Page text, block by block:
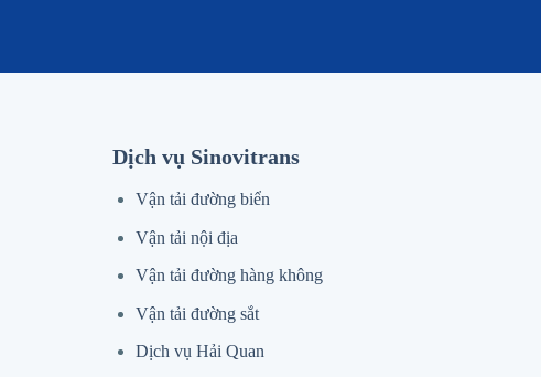
Dịch vụ Sinovitrans
Vận tải đường biển
Vận tải nội địa
Vận tải đường hàng không
Vận tải đường sắt
Dịch vụ Hải Quan